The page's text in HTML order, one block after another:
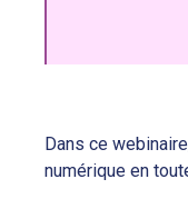
Dans ce
numérique en